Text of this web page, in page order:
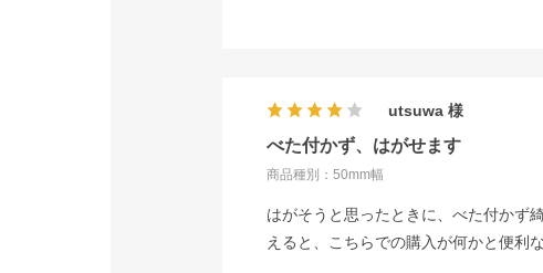
べた付かず、はがせます
商品種別：50mm幅
utsuwa
はがそうと思ったときに、べた付かず
えると、こちらでの購入が何かと便利